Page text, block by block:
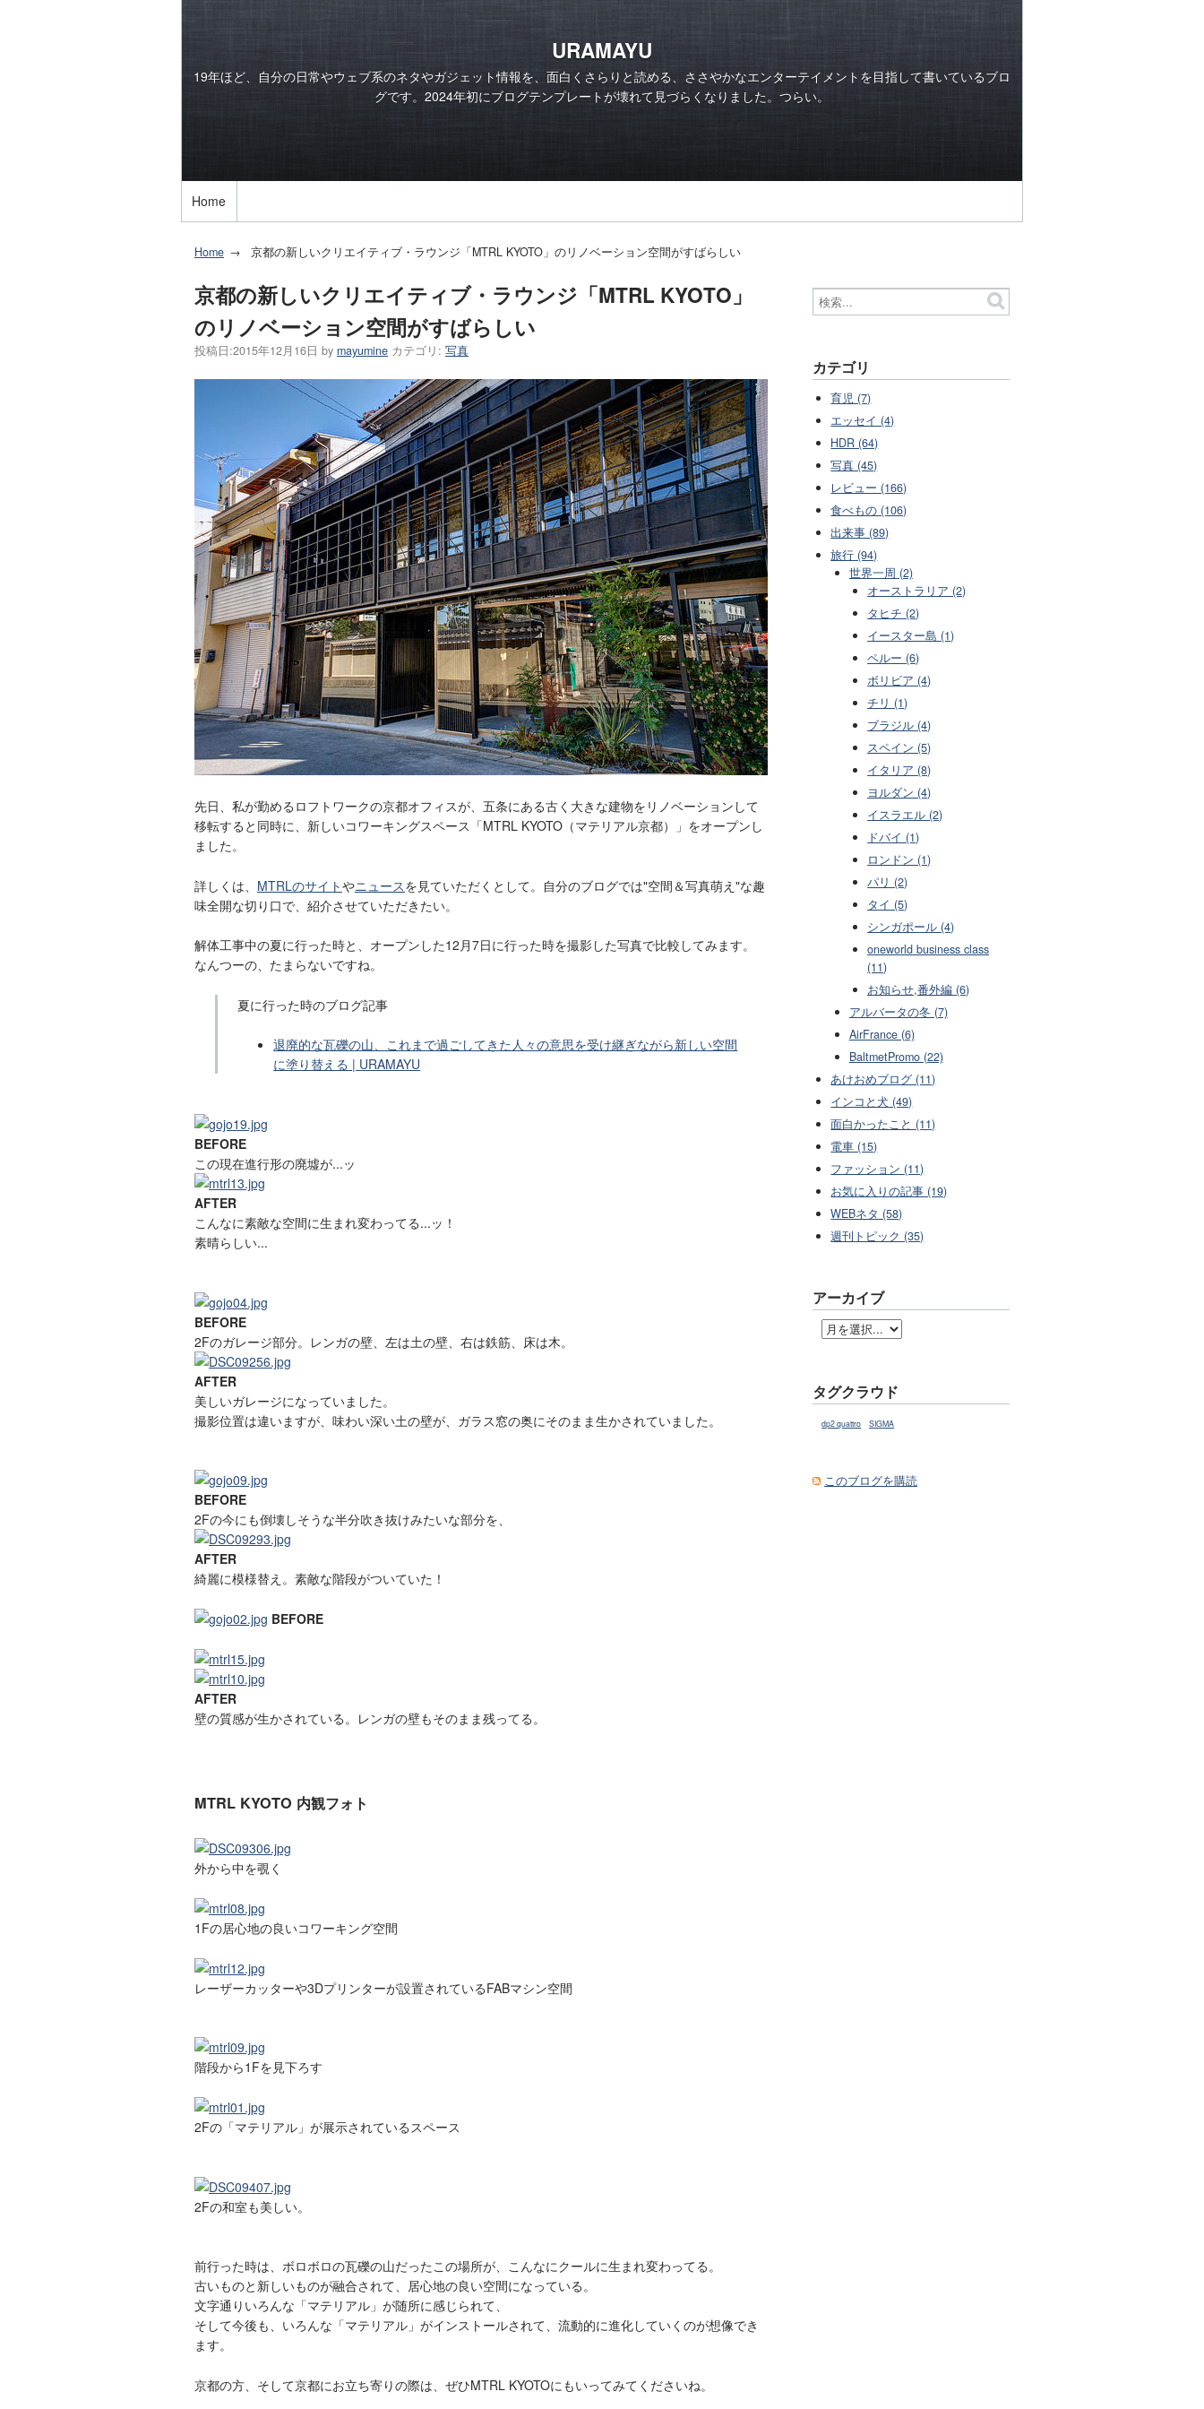
URAMAYU
19年ほど、自分の日常やウェブ系のネタやガジェット情報を、面白くさらりと読める、ささやかなエンターテイメントを目指して書いているブロ
グです。2024年初にブログテンプレートが壊れて見づらくなりました。つらい。
Home
Home 京都の新しいクリエイティブ・ラウンジ「MTRL KYOTO」のリノベーション空間がすばらしい
京都の新しいクリエイティブ・ラウンジ「MTRL KYOTO」
のリノベーション空間がすばらしい
投稿日:2015年12月16日 by mayumine カテゴリ: 写真
先日、私が勤めるロフトワークの京都オフィスが、五条にある古く大きな建物をリノベーションして
移転すると同時に、新しいコワーキングスペース「MTRL KYOTO（マテリアル京都）」をオープンし
ました。
詳しくは、 MTRLのサイトやニュースを見ていただくとして。自分のブログでは"空間＆写真萌え"な趣
味全開な切り口で、紹介させていただきたい。
解体工事中の夏に行った時と、オープンした12月7日に行った時を撮影した写真で比較してみます。
なんつーの、たまらないですね。
夏に行った時のブログ記事
退廃的な瓦礫の山、これまで過ごしてきた人々の意思を受け継ぎながら新しい空間
に塗り替える | URAMAYU
BEFORE
この現在進行形の廃墟が...ッ
AFTER
こんなに素敵な空間に生まれ変わってる...ッ！
素晴らしい...
BEFORE
2Fのガレージ部分。レンガの壁、左は土の壁、右は鉄筋、床は木。
AFTER
美しいガレージになっていました。
撮影位置は違いますが、味わい深い土の壁が、ガラス窓の奥にそのまま生かされていました。
BEFORE
2Fの今にも倒壊しそうな半分吹き抜けみたいな部分を、
AFTER
綺麗に模様替え。素敵な階段がついていた！
BEFORE
AFTER
壁の質感が生かされている。レンガの壁もそのまま残ってる。
MTRL KYOTO 内観フォト
外から中を覗く
1Fの居心地の良いコワーキング空間
レーザーカッターや3Dプリンターが設置されているFABマシン空間
階段から1Fを見下ろす
2Fの「マテリアル」が展示されているスペース
2Fの和室も美しい。
前行った時は、ボロボロの瓦礫の山だったこの場所が、こんなにクールに生まれ変わってる。
古いものと新しいものが融合されて、居心地の良い空間になっている。
文字通りいろんな「マテリアル」が随所に感じられて、
そして今後も、いろんな「マテリアル」がインストールされて、流動的に進化していくのが想像でき
ます。
京都の方、そして京都にお立ち寄りの際は、ぜひMTRL KYOTOにもいってみてくださいね。
カテゴリ
育児 (7)
エッセイ (4)
HDR (64)
写真 (45)
レビュー (166)
食べもの (106)
出来事 (89)
旅行 (94)
世界一周 (2)
オーストラリア (2)
タヒチ (2)
イースター島 (1)
ペルー (6)
ボリビア (4)
チリ (1)
ブラジル (4)
スペイン (5)
イタリア (8)
ヨルダン (4)
イスラエル (2)
ドバイ (1)
ロンドン (1)
パリ (2)
タイ (5)
シンガポール (4)
oneworld business class
(11)
お知らせ,番外編 (6)
アルバータの冬 (7)
AirFrance (6)
BaltmetPromo (22)
あけおめブログ (11)
インコと犬 (49)
面白かったこと (11)
電車 (15)
ファッション (11)
お気に入りの記事 (19)
WEBネタ (58)
週刊トピック (35)
アーカイブ
タグクラウド
dp2 quattro SIGMA
このブログを購読